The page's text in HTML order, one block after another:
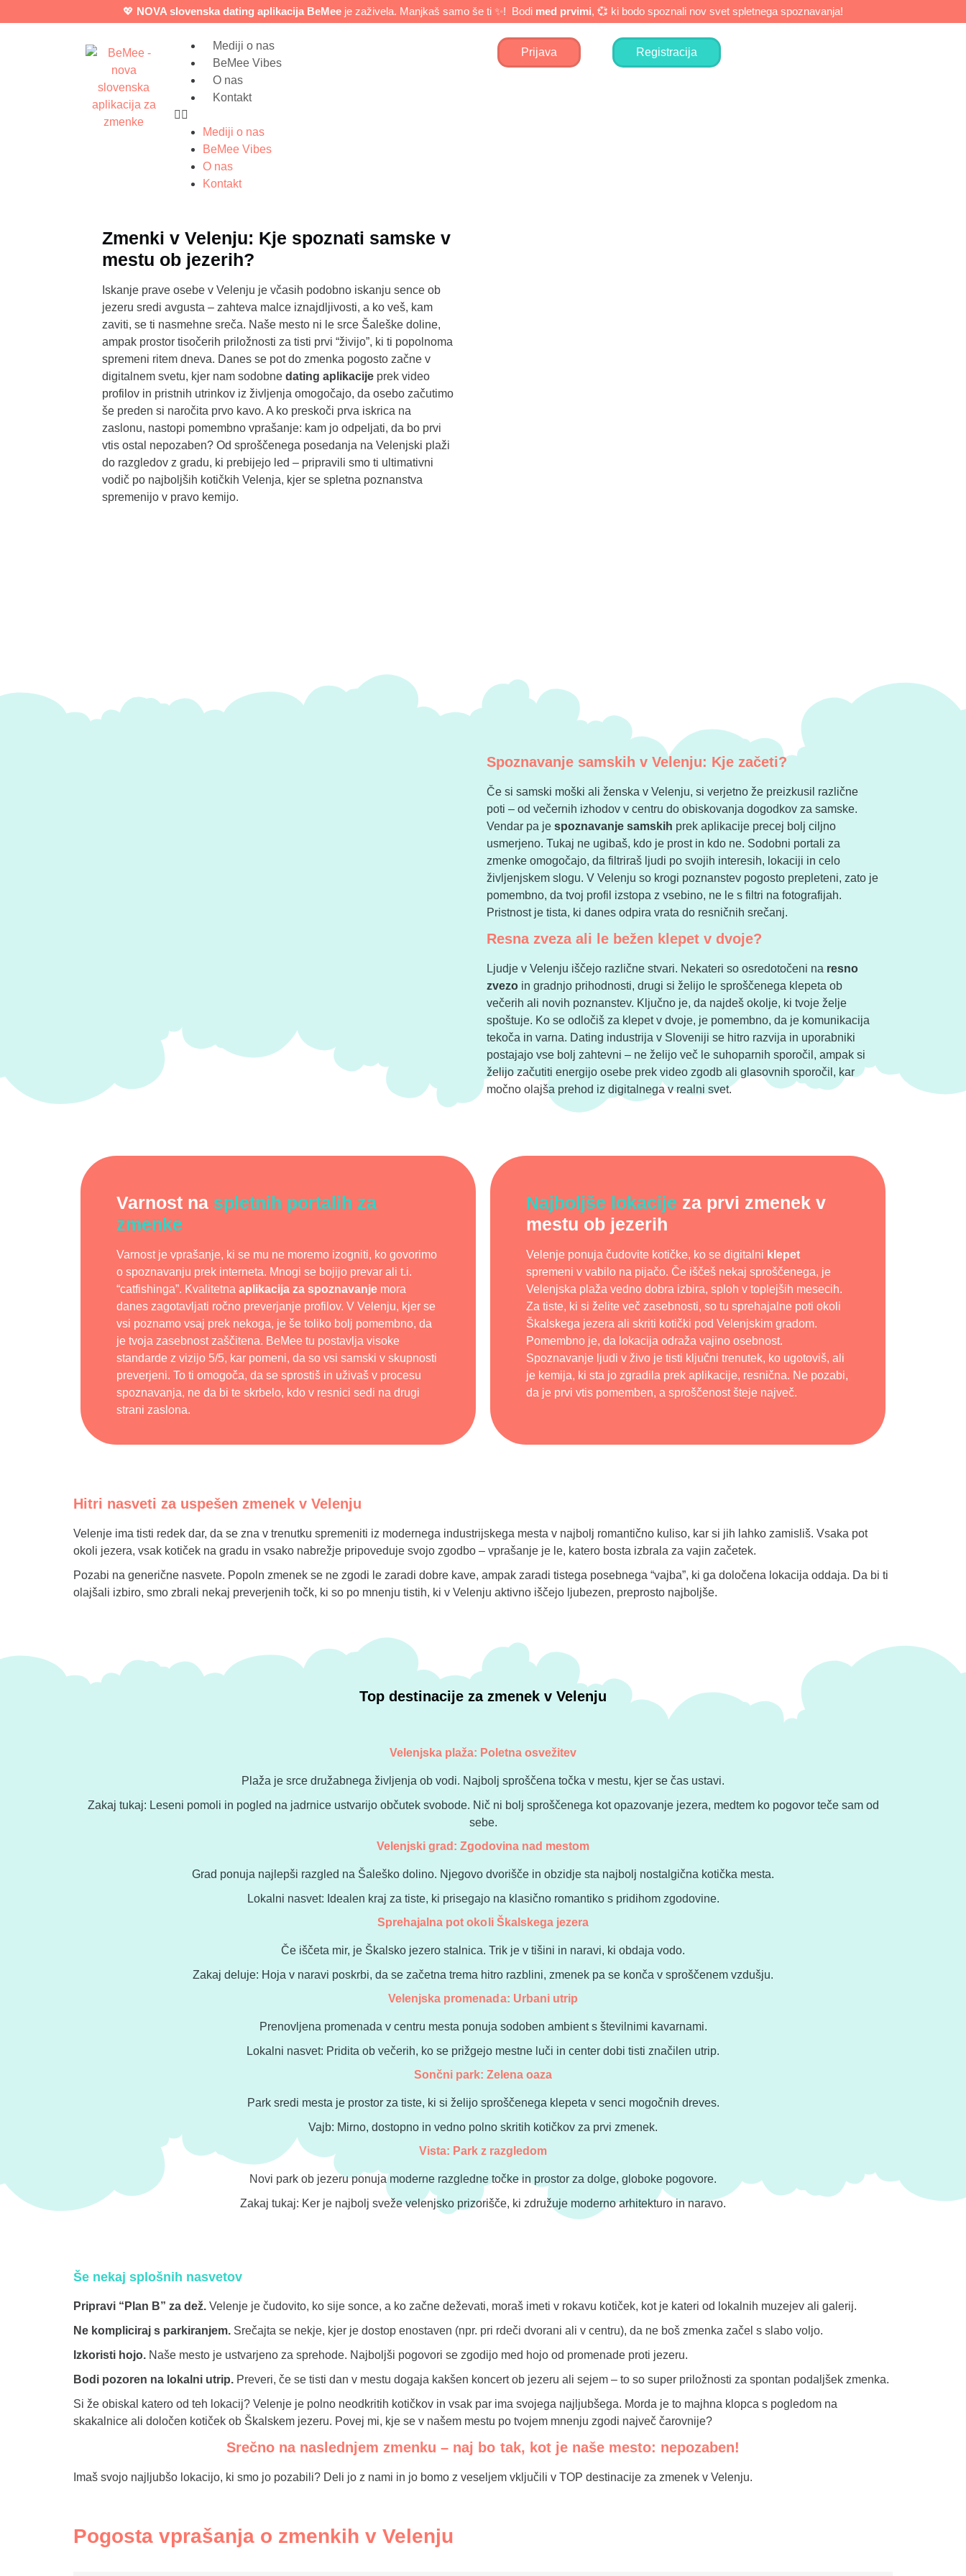
💖 NOVA slovenska dating aplikacija BeMee je zaživela. Manjkaš samo še ti ✨! Bodi med prvimi, 💞 ki bodo spoznali nov svet spletnega spoznavanja!
Mediji o nas
BeMee Vibes
O nas
Kontakt
Mediji o nas
BeMee Vibes
O nas
Kontakt
Prijava Registracija
Zmenki v Velenju: Kje spoznati samske v
mestu ob jezerih?
Iskanje prave osebe v Velenju je včasih podobno iskanju sence ob
jezeru sredi avgusta – zahteva malce iznajdljivosti, a ko veš, kam
zaviti, se ti nasmehne sreča. Naše mesto ni le srce Šaleške doline,
ampak prostor tisočerih priložnosti za tisti prvi “živijo”, ki ti popolnoma
spremeni ritem dneva. Danes se pot do zmenka pogosto začne v
digitalnem svetu, kjer nam sodobne dating aplikacije prek video
profilov in pristnih utrinkov iz življenja omogočajo, da osebo začutimo
še preden si naročita prvo kavo. A ko preskoči prva iskrica na
zaslonu, nastopi pomembno vprašanje: kam jo odpeljati, da bo prvi
vtis ostal nepozaben? Od sproščenega posedanja na Velenjski plaži
do razgledov z gradu, ki prebijejo led – pripravili smo ti ultimativni
vodič po najboljših kotičkih Velenja, kjer se spletna poznanstva
spremenijo v pravo kemijo.
Spoznavanje samskih v Velenju: Kje začeti?
Če si samski moški ali ženska v Velenju, si verjetno že preizkusil različne
poti – od večernih izhodov v centru do obiskovanja dogodkov za samske.
Vendar pa je spoznavanje samskih prek aplikacije precej bolj ciljno
usmerjeno. Tukaj ne ugibaš, kdo je prost in kdo ne. Sodobni portali za
zmenke omogočajo, da filtriraš ljudi po svojih interesih, lokaciji in celo
življenjskem slogu. V Velenju so krogi poznanstev pogosto prepleteni, zato je
pomembno, da tvoj profil izstopa z vsebino, ne le s filtri na fotografijah.
Pristnost je tista, ki danes odpira vrata do resničnih srečanj.
Resna zveza ali le bežen klepet v dvoje?
Ljudje v Velenju iščejo različne stvari. Nekateri so osredotočeni na resno
zvezo in gradnjo prihodnosti, drugi si želijo le sproščenega klepeta ob
večerih ali novih poznanstev. Ključno je, da najdeš okolje, ki tvoje želje
spoštuje. Ko se odločiš za klepet v dvoje, je pomembno, da je komunikacija
tekoča in varna. Dating industrija v Sloveniji se hitro razvija in uporabniki
postajajo vse bolj zahtevni – ne želijo več le suhoparnih sporočil, ampak si
želijo začutiti energijo osebe prek video zgodb ali glasovnih sporočil, kar
močno olajša prehod iz digitalnega v realni svet.
Varnost na spletnih portalih za
zmenke
Varnost je vprašanje, ki se mu ne moremo izogniti, ko govorimo
o spoznavanju prek interneta. Mnogi se bojijo prevar ali t.i.
“catfishinga”. Kvalitetna aplikacija za spoznavanje mora
danes zagotavljati ročno preverjanje profilov. V Velenju, kjer se
vsi poznamo vsaj prek nekoga, je še toliko bolj pomembno, da
je tvoja zasebnost zaščitena. BeMee tu postavlja visoke
standarde z vizijo 5/5, kar pomeni, da so vsi samski v skupnosti
preverjeni. To ti omogoča, da se sprostiš in uživaš v procesu
spoznavanja, ne da bi te skrbelo, kdo v resnici sedi na drugi
strani zaslona.
Najboljše lokacije za prvi zmenek v
mestu ob jezerih
Velenje ponuja čudovite kotičke, ko se digitalni klepet
spremeni v vabilo na pijačo. Če iščeš nekaj sproščenega, je
Velenjska plaža vedno dobra izbira, sploh v toplejših mesecih.
Za tiste, ki si želite več zasebnosti, so tu sprehajalne poti okoli
Škalskega jezera ali skriti kotički pod Velenjskim gradom.
Pomembno je, da lokacija odraža vajino osebnost.
Spoznavanje ljudi v živo je tisti ključni trenutek, ko ugotoviš, ali
je kemija, ki sta jo zgradila prek aplikacije, resnična. Ne pozabi,
da je prvi vtis pomemben, a sproščenost šteje največ.
Hitri nasveti za uspešen zmenek v Velenju
Velenje ima tisti redek dar, da se zna v trenutku spremeniti iz modernega industrijskega mesta v najbolj romantično kuliso, kar si jih lahko zamisliš. Vsaka pot
okoli jezera, vsak kotiček na gradu in vsako nabrežje pripoveduje svojo zgodbo – vprašanje je le, katero bosta izbrala za vajin začetek.
Pozabi na generične nasvete. Popoln zmenek se ne zgodi le zaradi dobre kave, ampak zaradi tistega posebnega “vajba”, ki ga določena lokacija oddaja. Da bi ti
olajšali izbiro, smo zbrali nekaj preverjenih točk, ki so po mnenju tistih, ki v Velenju aktivno iščejo ljubezen, preprosto najboljše.
Top destinacije za zmenek v Velenju
Velenjska plaža: Poletna osvežitev
Plaža je srce družabnega življenja ob vodi. Najbolj sproščena točka v mestu, kjer se čas ustavi.
Zakaj tukaj: Leseni pomoli in pogled na jadrnice ustvarijo občutek svobode. Nič ni bolj sproščenega kot opazovanje jezera, medtem ko pogovor teče sam od
sebe.
Velenjski grad: Zgodovina nad mestom
Grad ponuja najlepši razgled na Šaleško dolino. Njegovo dvorišče in obzidje sta najbolj nostalgična kotička mesta.
Lokalni nasvet: Idealen kraj za tiste, ki prisegajo na klasično romantiko s pridihom zgodovine.
Sprehajalna pot okoli Škalskega jezera
Če iščeta mir, je Škalsko jezero stalnica. Trik je v tišini in naravi, ki obdaja vodo.
Zakaj deluje: Hoja v naravi poskrbi, da se začetna trema hitro razblini, zmenek pa se konča v sproščenem vzdušju.
Velenjska promenada: Urbani utrip
Prenovljena promenada v centru mesta ponuja sodoben ambient s številnimi kavarnami.
Lokalni nasvet: Pridita ob večerih, ko se prižgejo mestne luči in center dobi tisti značilen utrip.
Sončni park: Zelena oaza
Park sredi mesta je prostor za tiste, ki si želijo sproščenega klepeta v senci mogočnih dreves.
Vajb: Mirno, dostopno in vedno polno skritih kotičkov za prvi zmenek.
Vista: Park z razgledom
Novi park ob jezeru ponuja moderne razgledne točke in prostor za dolge, globoke pogovore.
Zakaj tukaj: Ker je najbolj sveže velenjsko prizorišče, ki združuje moderno arhitekturo in naravo.
Še nekaj splošnih nasvetov
Pripravi “Plan B” za dež. Velenje je čudovito, ko sije sonce, a ko začne deževati, moraš imeti v rokavu kotiček, kot je kateri od lokalnih muzejev ali galerij.
Ne kompliciraj s parkiranjem. Srečajta se nekje, kjer je dostop enostaven (npr. pri rdeči dvorani ali v centru), da ne boš zmenka začel s slabo voljo.
Izkoristi hojo. Naše mesto je ustvarjeno za sprehode. Najboljši pogovori se zgodijo med hojo od promenade proti jezeru.
Bodi pozoren na lokalni utrip. Preveri, če se tisti dan v mestu dogaja kakšen koncert ob jezeru ali sejem – to so super priložnosti za spontan podaljšek zmenka.
Si že obiskal katero od teh lokacij? Velenje je polno neodkritih kotičkov in vsak par ima svojega najljubšega. Morda je to majhna klopca s pogledom na
skakalnice ali določen kotiček ob Škalskem jezeru. Povej mi, kje se v našem mestu po tvojem mnenju zgodi največ čarovnije?
Srečno na naslednjem zmenku – naj bo tak, kot je naše mesto: nepozaben!
Imaš svojo najljubšo lokacijo, ki smo jo pozabili? Deli jo z nami in jo bomo z veseljem vključili v TOP destinacije za zmenek v Velenju.
Pogosta vprašanja o zmenkih v Velenju